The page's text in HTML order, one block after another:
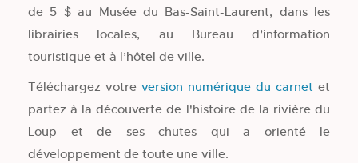
de 5 $ au Musée du Bas-Saint-Laurent, dans les
librairies locales, au Bureau d’information
touristique et à l’hôtel de ville.
Téléchargez votre version numérique du carnet et
partez à la découverte de l'histoire de la rivière du
Loup et de ses chutes qui a orienté le
développement de toute une ville.